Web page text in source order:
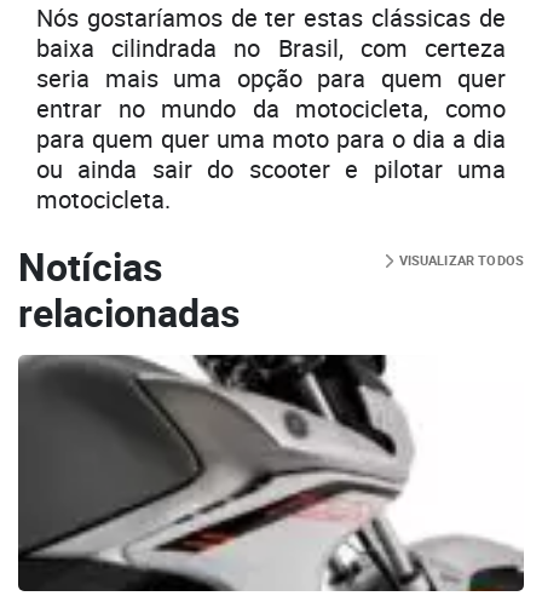
Nós gostaríamos de ter estas clássicas de
baixa cilindrada no Brasil, com certeza
seria mais uma opção para quem quer
entrar no mundo da motocicleta, como
para quem quer uma moto para o dia a dia
ou ainda sair do scooter e pilotar uma
motocicleta.
Notícias
relacionadas
VISUALIZAR TODOS